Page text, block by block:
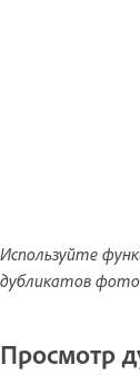
Используйте
дубликатов
Просмотр